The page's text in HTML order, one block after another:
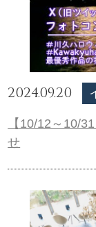
2024.09.20
【10/12～10/
せ